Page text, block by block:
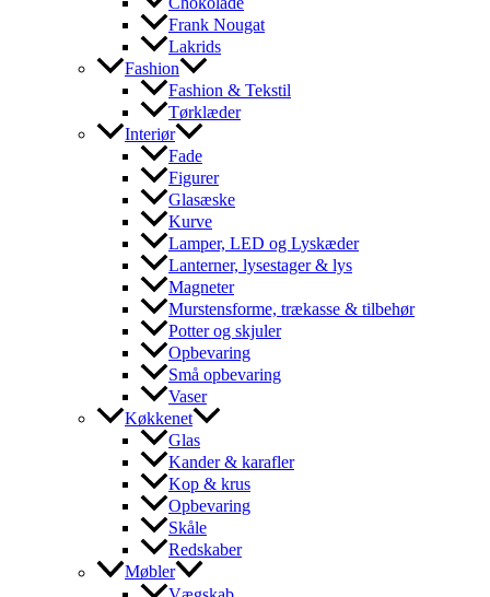
Frank Nougat
Lakrids
Fashion
Fashion & Tekstil
Tørklæder
Interiør
Fade
Figurer
Glasæske
Kurve
Lamper, LED og Lyskæder
Lanterner, lysestager & lys
Magneter
Murstensforme, trækasse & tilbehør
Potter og skjuler
Opbevaring
Små opbevaring
Vaser
Køkkenet
Glas
Kander & karafler
Kop & krus
Opbevaring
Skåle
Redskaber
Møbler